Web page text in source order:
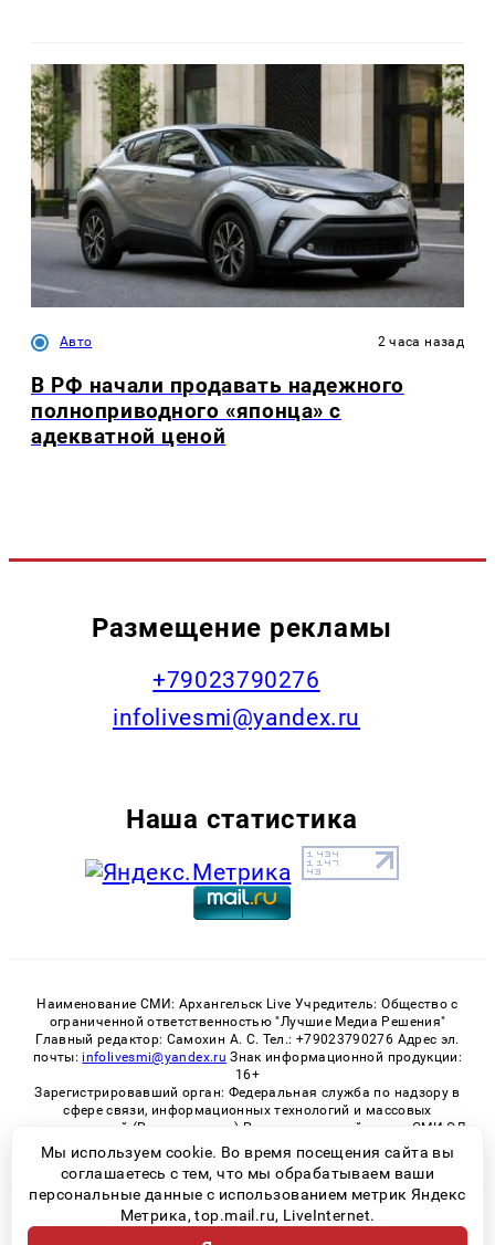
Авто 2 часа назад
В РФ начали продавать надежного
полноприводного «японца» с
адекватной ценой
Размещение рекламы
+79023790276
infolivesmi@yandex.ru
Наша статистика
Наименование СМИ: Архангельск Live Учредитель: Общество с
ограниченной ответственностью "Лучшие Медиа Решения"
Главный редактор: Самохин А. С. Тел.: +79023790276 Адрес эл.
почты: infolivesmi@yandex.ru Знак информационной продукции:
16+
Зарегистрировавший орган: Федеральная служба по надзору в
сфере связи, информационных технологий и массовых
коммуникаций (Роскомнадзор) Регистрационный номер СМИ ЭЛ
№ ФС 77 - 82533 от 21.01.2022
© 2026 «Архангельск Live» | Все права защищены
Мы используем cookie. Во время посещения сайта вы
соглашаетесь с тем, что мы обрабатываем ваши
персональные данные с использованием метрик Яндекс
Метрика, top.mail.ru, LiveInternet.